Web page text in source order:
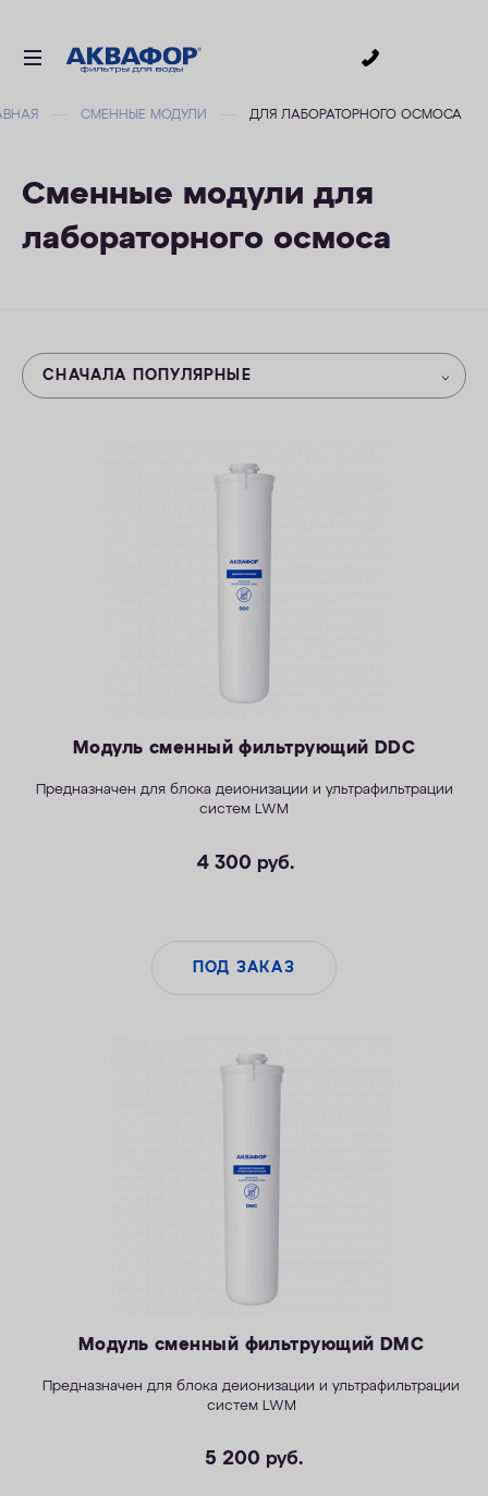
ДЛЯ ВАННОЙ
В КОТТЕДЖ
СМЕННЫЕ МОДУЛИ ДЛЯ ЛАБОРАТОРНОГО ОСМОСА
Сменные модули для
лабораторного осмоса
СНАЧАЛА ПОПУЛЯРНЫЕ
Модуль сменный фильтрующий DDC
Предназначен для блока деионизации и ультрафильтрации
систем LWM
4 300 руб.
ПОД ЗАКАЗ
Модуль сменный фильтрующий DMC
Предназначен для блока деионизации и ультрафильтрации
систем LWM
5 200 руб.